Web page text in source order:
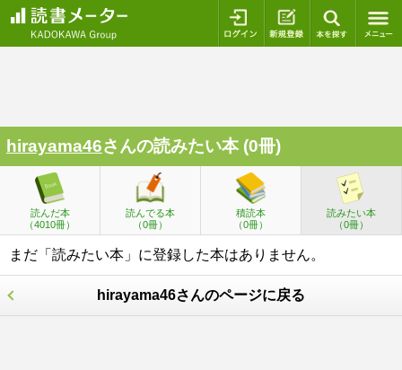
ログイン 新規登録
hirayama46さんの読みたい本 (0冊)
読んだ本
（4010冊）
読んでる本
（0冊）
積読本
（0冊）
読みたい本
（0冊）
まだ「読みたい本」に登録した本はありません。
hirayama46さんのページに戻る